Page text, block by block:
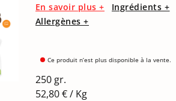
En savoir plus + Ingrédients +
Allergènes +
Ce produit n’est plus disponible à la vente.
250 gr.
52,80 € / Kg